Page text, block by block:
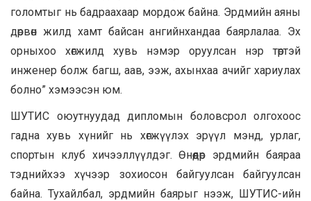
голомтыг нь бадраахаар мордож байна. Эрдмийн аяны
дөрвөн жилд хамт байсан ангийнхандаа баярлалаа. Эх
орныхоо хөгжилд хувь нэмэр оруулсан нэр төртэй
инженер болж багш, аав, ээж, ахынхаа ачийг хариулах
болно” хэмээсэн юм.
ШУТИС оюутнуудад дипломын боловсрол олгохоос
гадна хувь хүнийг нь хөгжүүлэх эрүүл мэнд, урлаг,
спортын клуб хичээллүүлдэг. Өнөөдөр эрдмийн баяраа
тэднийхээ хүчээр зохиосон байгуулсан байгуулсан
байна. Тухайлбал, эрдмийн баярыг нээж, ШУТИС-ийн